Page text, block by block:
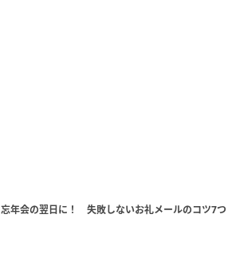
忘年会の翌日に！ 失敗しないお礼メールのコツ7つ